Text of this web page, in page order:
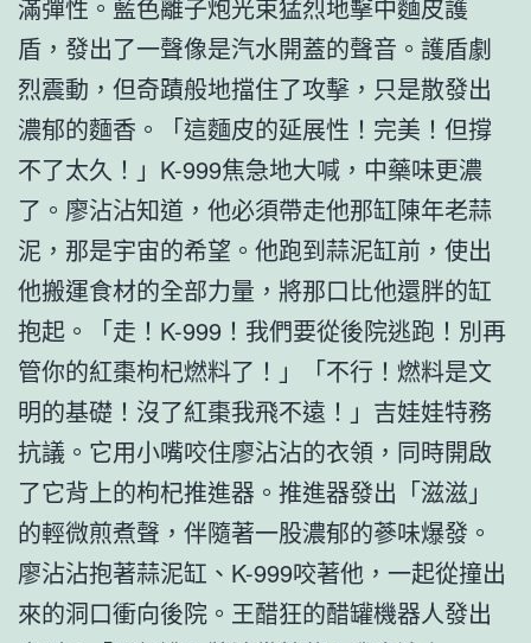
滿彈性。藍色離子炮光束猛烈地擊中麵皮護
盾，發出了一聲像是汽水開蓋的聲音。護盾劇
烈震動，但奇蹟般地擋住了攻擊，只是散發出
濃郁的麵香。「這麵皮的延展性！完美！但撐
不了太久！」K-999焦急地大喊，中藥味更濃
了。廖沾沾知道，他必須帶走他那缸陳年老蒜
泥，那是宇宙的希望。他跑到蒜泥缸前，使出
他搬運食材的全部力量，將那口比他還胖的缸
抱起。「走！K-999！我們要從後院逃跑！別再
管你的紅棗枸杞燃料了！」「不行！燃料是文
明的基礎！沒了紅棗我飛不遠！」吉娃娃特務
抗議。它用小嘴咬住廖沾沾的衣領，同時開啟
了它背上的枸杞推進器。推進器發出「滋滋」
的輕微煎煮聲，伴隨著一股濃郁的蔘味爆發。
廖沾沾抱著蒜泥缸、K-999咬著他，一起從撞出
來的洞口衝向後院。王醋狂的醋罐機器人發出